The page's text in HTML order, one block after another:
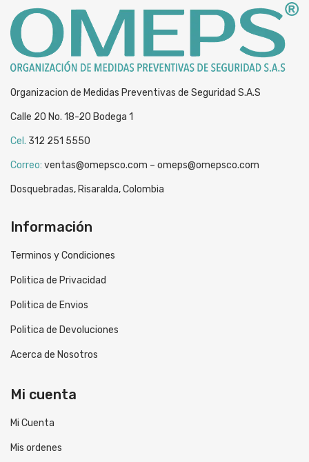
Organizacion de Medidas Preventivas de Seguridad S.A.S
Calle 20 No. 18-20 Bodega 1
Cel. 312 251 5550
Correo: ventas@omepsco.com – omeps@omepsco.com
Dosquebradas, Risaralda, Colombia
Información
Terminos y Condiciones
Politica de Privacidad
Politica de Envios
Politica de Devoluciones
Acerca de Nosotros
Mi cuenta
Mi Cuenta
Mis ordenes